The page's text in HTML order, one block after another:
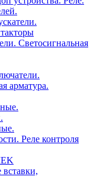
Светосигнальная
арматура.
Реле контроля